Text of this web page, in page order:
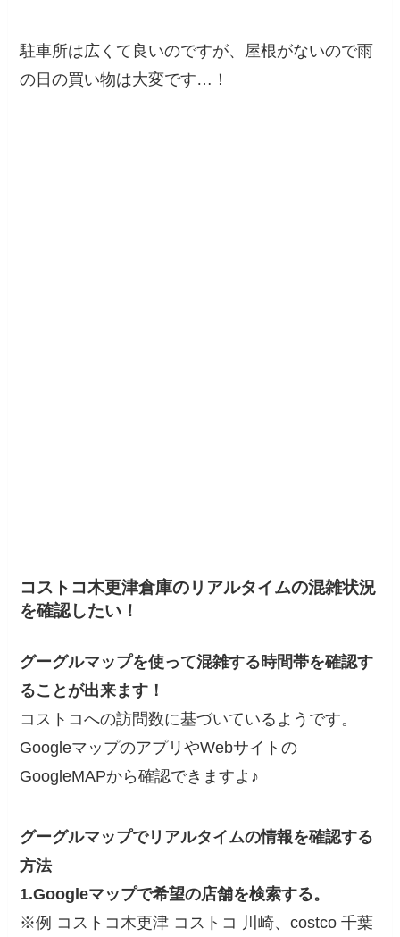
駐車所は広くて良いのですが、屋根がないので雨
の日の買い物は大変です…！
コストコ木更津倉庫のリアルタイムの混雑状況
を確認したい！
グーグルマップを使って混雑する時間帯を確認す
ることが出来ます！
コストコへの訪問数に基づいているようです。
GoogleマップのアプリやWebサイトの
GoogleMAPから確認できますよ♪
グーグルマップでリアルタイムの情報を確認する
方法
1.Googleマップで希望の店舗を検索する。
※例 コストコ木更津 コストコ 川崎、costco 千葉